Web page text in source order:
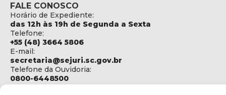
FALE CONOSCO
Horário de Expediente:
das 12h às 19h de Segunda a Sexta
Telefone:
+55 (48) 3664 5806
E-mail:
secretaria@sejuri.sc.gov.br
Telefone da Ouvidoria:
0800-6448500